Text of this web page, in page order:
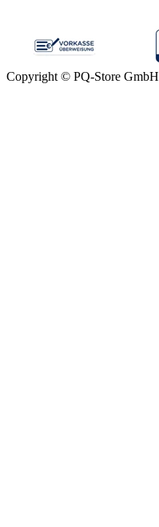
Copyright © PQ-Store GmbH